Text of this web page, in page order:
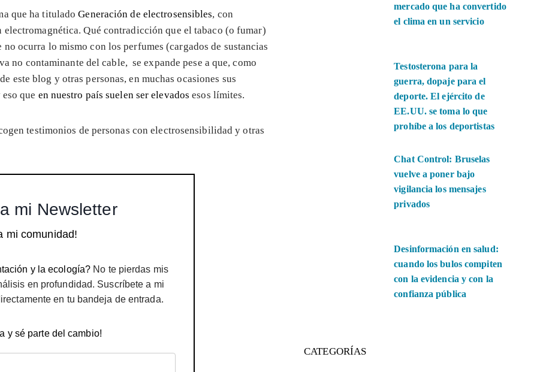
que ha tituladoGeneración de electrosensibles, con
Qué contradicción que el tabaco (o fumar)
ocurra lo mismo con los perfumes (cargados de sustancias
no contaminante del cable, se expande pese a que, como
este blog y otras personas, en muchas ocasiones sus
que en nuestro país suelen ser elevadosesos límites.
testimonios de personas con electrosensibilidad y otras
mi Newsletter
mi comunidad!
y la ecología? No te pierdas mis
en profundidad. Suscríbete a mi
en tu bandeja de entrada.
y sé parte del cambio!
mercado que ha convertido
el clima en un servicio
Testosterona para la
guerra, dopaje para el
deporte. El ejército de
EE.UU. se toma lo que
prohíbe a los deportistas
Chat Control: Bruselas
vuelve a poner bajo
vigilancia los mensajes
privados
Desinformación en salud:
cuando los bulos compiten
con la evidencia y con la
confianza pública
CATEGORÍAS